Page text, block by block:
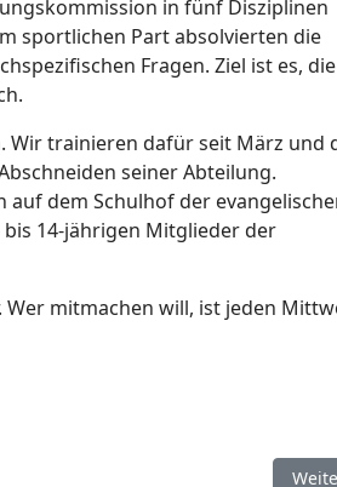
in fünf Disziplinen
sportlichen Part absolvierten die
Fragen. Ziel ist es, die
Wir trainieren dafür seit März und
seiner Abteilung.
dem Schulhof der
14-jährigen Mitglieder der
Wer mitmachen will, ist jeden